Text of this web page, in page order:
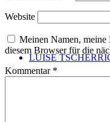
LUISE
Website
Meinen Namen, meine
diesem Browser für die
Kommentar *